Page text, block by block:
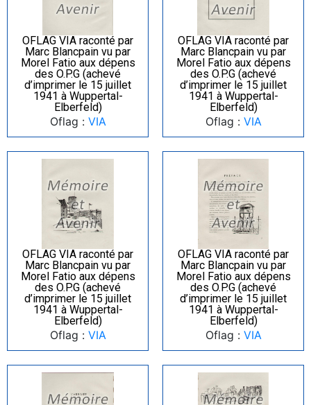
OFLAG VIA raconté par
Marc Blancpain vu par
Morel Fatio aux dépens
des O.P.G (achevé
d’imprimer le 15 juillet
1941 à Wuppertal-
Elberfeld)
Oflag : VIA
OFLAG VIA raconté par
Marc Blancpain vu par
Morel Fatio aux dépens
des O.P.G (achevé
d’imprimer le 15 juillet
1941 à Wuppertal-
Elberfeld)
Oflag : VIA
OFLAG VIA raconté par
Marc Blancpain vu par
Morel Fatio aux dépens
des O.P.G (achevé
d’imprimer le 15 juillet
1941 à Wuppertal-
Elberfeld)
Oflag : VIA
OFLAG VIA raconté par
Marc Blancpain vu par
Morel Fatio aux dépens
des O.P.G (achevé
d’imprimer le 15 juillet
1941 à Wuppertal-
Elberfeld)
Oflag : VIA